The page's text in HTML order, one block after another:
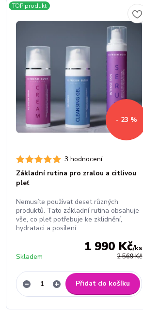
TOP produkt
- 23 %
3 hodnocení
Základní rutina pro zralou a citlivou
pleť
Nemusíte používat deset různých
produktů. Tato základní rutina obsahuje
vše, co pleť potřebuje ke zklidnění,
hydrataci a posílení.
2 569 Kč
1 990 Kč/ks
Skladem
Přidat do košíku